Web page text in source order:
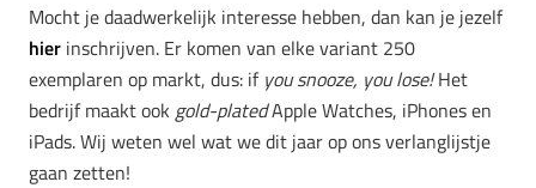
Mocht je daadwerkelijk interesse hebben, dan kan je jezelf
hier inschrijven. Er komen van elke variant 250
exemplaren op markt, dus: ifyou snooze, you lose!Het
bedrijf maakt ook gold-platedApple Watches, iPhones en
iPads. Wij weten wel wat we dit jaar op ons verlanglijstje
gaan zetten!